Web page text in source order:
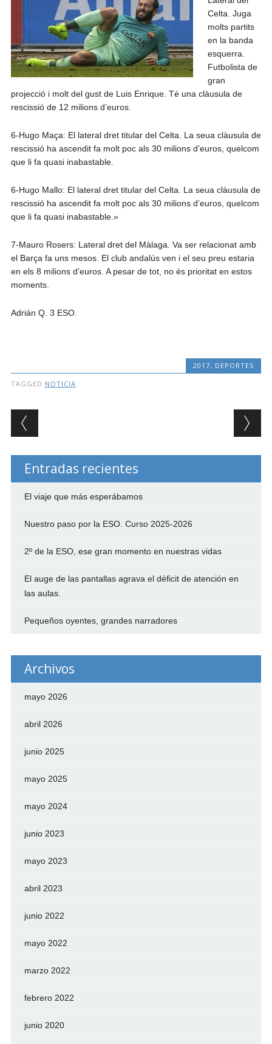
Celta. Juga
molts partits
en la banda
esquerra.
Futbolista de
gran
projecció i molt del gust de Luis Enrique. Té una clàusula de
rescissió de 12 milions d’euros.
6-Hugo Maça: El lateral dret titular del Celta. La seua clàusula de
rescissió ha ascendit fa molt poc als 30 milions d’euros, quelcom
que li fa quasi inabastable.
6-Hugo Mallo: El lateral dret titular del Celta. La seua clàusula de
rescissió ha ascendit fa molt poc als 30 milions d’euros, quelcom
que li fa quasi inabastable.»
7-Mauro Rosers: Lateral dret del Màlaga. Va ser relacionat amb
el Barça fa uns mesos. El club andalús ven i el seu preu estaria
en els 8 milions d’euros. A pesar de tot, no és prioritat en estos
moments.
Adrián Q. 3 ESO.
2017, DEPORTES
TAGGED NOTICIA
Post navigation
Entradas recientes
El viaje que más esperábamos
Nuestro paso por la ESO. Curso 2025-2026
2º de la ESO, ese gran momento en nuestras vidas
El auge de las pantallas agrava el déficit de atención en
las aulas.
Pequeños oyentes, grandes narradores
Archivos
mayo 2026
abril 2026
junio 2025
mayo 2025
mayo 2024
junio 2023
mayo 2023
abril 2023
junio 2022
mayo 2022
marzo 2022
febrero 2022
junio 2020